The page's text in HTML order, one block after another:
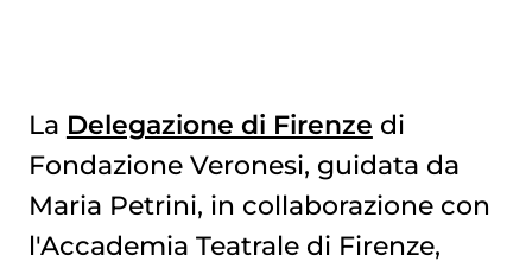
La Delegazione di Firenze di
Fondazione Veronesi, guidata da
Maria Petrini, in collaborazione con
l'Accademia Teatrale di Firenze,